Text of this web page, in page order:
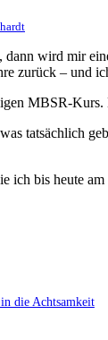
wird mir
zurück – und
MBSR-
tatsächlich
ich bis heute
die Achtsamkeit